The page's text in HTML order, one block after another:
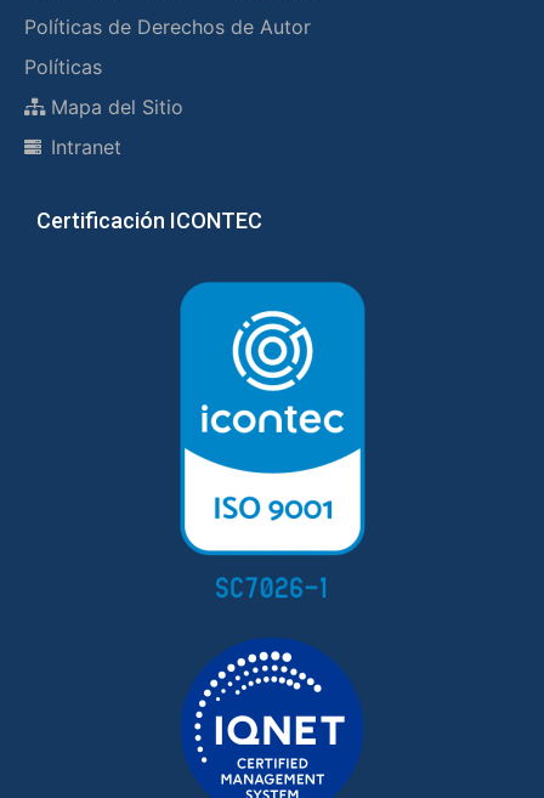
Certificación ICONTEC
Políticas de Derechos de Autor
Políticas
Mapa del Sitio
Intranet